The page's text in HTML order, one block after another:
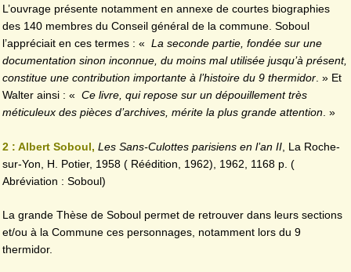
L’ouvrage présente notamment en annexe de courtes biographies
des 140 membres du Conseil général de la commune. Soboul
l’appréciait en ces termes : « La seconde partie, fondée sur une
documentation sinon inconnue, du moins mal utilisée jusqu’à présent,
constitue une contribution importante à l’histoire du 9 thermidor . » Et
Walter ainsi : « Ce livre, qui repose sur un dépouillement très
méticuleux des pièces d’archives, mérite la plus grande attention . »
2 : Albert Soboul, Les Sans-Culottes parisiens en l’an II , La Roche-
sur-Yon, H. Potier, 1958 ( Réédition, 1962), 1962, 1168 p. (
Abréviation : Soboul)
La grande Thèse de Soboul permet de retrouver dans leurs sections
et/ou à la Commune ces personnages, notamment lors du 9
thermidor.